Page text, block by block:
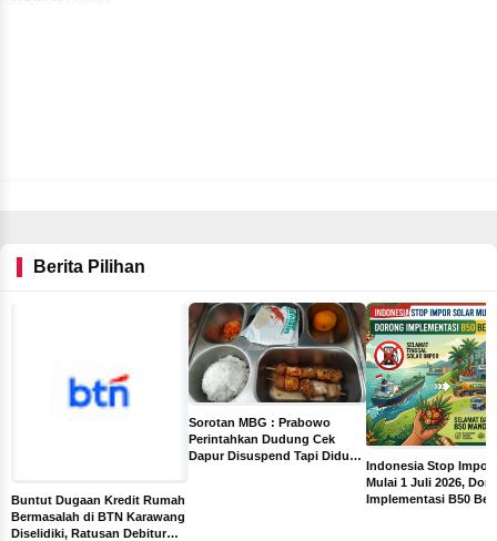
Berita Pilihan
Buntut Dugaan Kredit Rumah
Bermasalah di BTN Karawang
Diselidiki, Ratusan Debitur
Sorotan MBG : Prabowo
Perintahkan Dudung Cek
Dapur Disuspend Tapi Diduga
Indonesia Stop Impor
Mulai 1 Juli 2026,
Implementasi B50